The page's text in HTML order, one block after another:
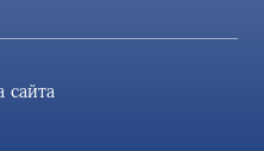
сайта